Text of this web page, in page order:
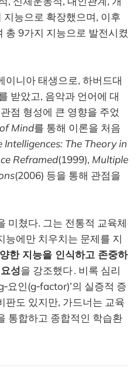
능으로 확장했으며, 이후
총 9가지 지능으로 발전시켰
이니아 태생으로, 하버드대
받았고, 음악과 언어에 대
점 형성에 큰 영향을 주었
Mind를 통해 이론을 처음
Intelligences: The Theory in
Reframed(1999), Multiple
(2006) 등을 통해 관점을
미쳤다. 그는 전통적 교육체
능에만 치우치는 문제를 지
한 지능을 인식하고 존중하
성을 강조했다 . 비록 심리
요인(g‑factor)’의 실증적 증
판도 있지만, 가드너는 교육
통합하고 종합적인 학습환